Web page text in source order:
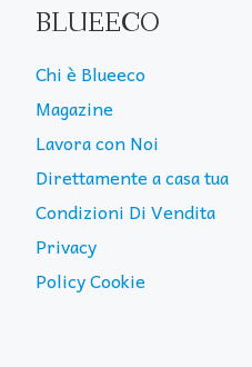
BLUEECO
Chi è Blueeco
Magazine
Lavora con Noi
Direttamente a casa tua
Condizioni Di Vendita
Privacy
Policy Cookie